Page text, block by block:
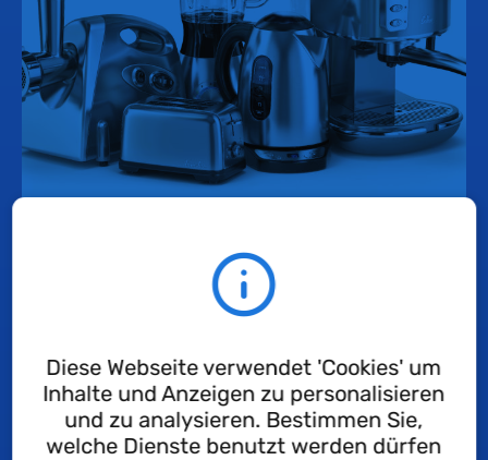
Diese Webseite verwendet 'Cookies' um
Inhalte und Anzeigen zu personalisieren
und zu analysieren. Bestimmen Sie,
welche Dienste benutzt werden dürfen